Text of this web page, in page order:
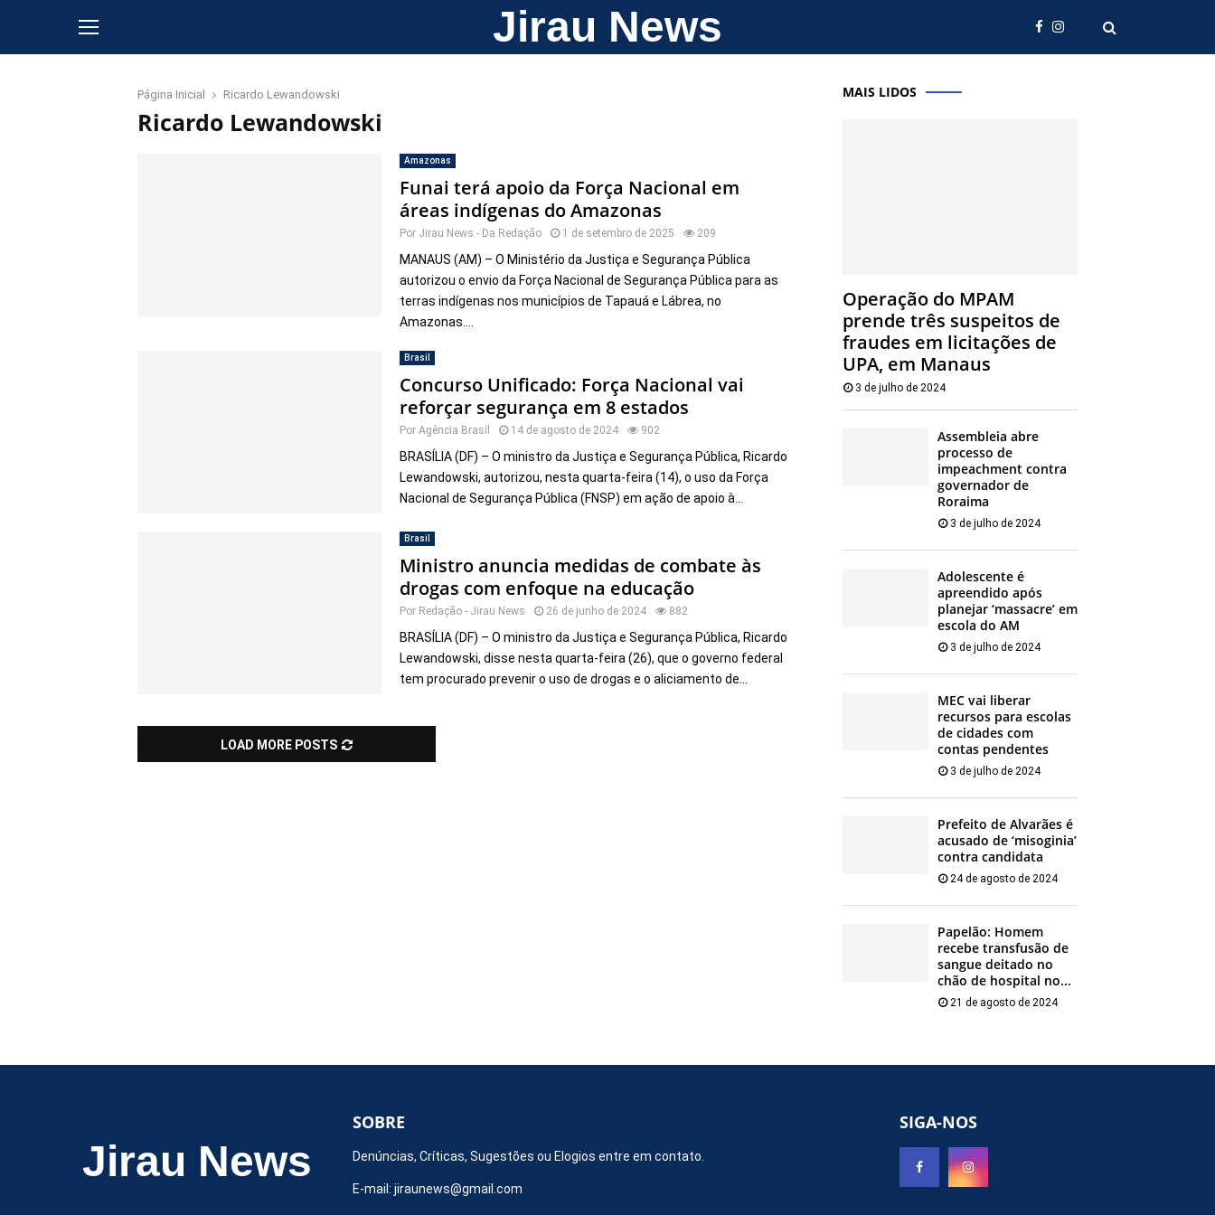
Jirau News
Página Inicial Ricardo Lewandowski
Ricardo Lewandowski
Amazonas
Funai terá apoio da Força Nacional em
áreas indígenas do Amazonas
Por Jirau News - Da Redação 1 de setembro de 2025 209
MANAUS (AM) – O Ministério da Justiça e Segurança Pública
autorizou o envio da Força Nacional de Segurança Pública para as
terras indígenas nos municípios de Tapauá e Lábrea, no
Amazonas....
Brasil
Concurso Unificado: Força Nacional vai
reforçar segurança em 8 estados
Por Agência Brasil 14 de agosto de 2024 902
BRASÍLIA (DF) – O ministro da Justiça e Segurança Pública, Ricardo
Lewandowski, autorizou, nesta quarta-feira (14), o uso da Força
Nacional de Segurança Pública (FNSP) em ação de apoio à...
Brasil
Ministro anuncia medidas de combate às
drogas com enfoque na educação
Por Redação - Jirau News 26 de junho de 2024 882
BRASÍLIA (DF) – O ministro da Justiça e Segurança Pública, Ricardo
Lewandowski, disse nesta quarta-feira (26), que o governo federal
tem procurado prevenir o uso de drogas e o aliciamento de...
LOAD MORE POSTS
MAIS LIDOS
Operação do MPAM
prende três suspeitos de
fraudes em licitações de
UPA, em Manaus
3 de julho de 2024
Assembleia abre
processo de
impeachment contra
governador de
Roraima
3 de julho de 2024
Adolescente é
apreendido após
planejar ‘massacre’ em
escola do AM
3 de julho de 2024
MEC vai liberar
recursos para escolas
de cidades com
contas pendentes
3 de julho de 2024
Prefeito de Alvarães é
acusado de ‘misoginia’
contra candidata
24 de agosto de 2024
Papelão: Homem
recebe transfusão de
sangue deitado no
chão de hospital no...
21 de agosto de 2024
Jirau News
SOBRE
Denúncias, Críticas, Sugestões ou Elogios entre em contato.
E-mail: jiraunews@gmail.com
SIGA-NOS